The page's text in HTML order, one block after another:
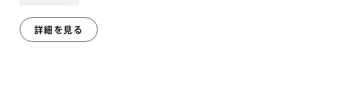
詳細を見る